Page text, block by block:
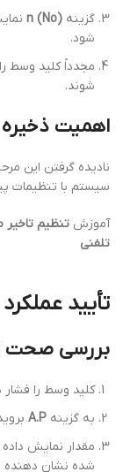
گزینه n (No)
شود.
مجدداً کلید وسط
شوند.
اهمیت
نادیده گرفتن این
سیستم با تنظیمات
آموزش
تلفنی
تأیید
بررسی صحت
کلید وسط را فشار
به گزینه A.P
مقدار نمایش
شده نشان دهنده